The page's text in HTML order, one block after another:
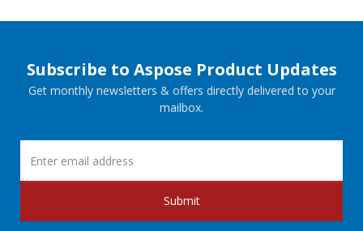
Subscribe to Aspose Product Updates
Get monthly newsletters & offers directly delivered to your
mailbox.
Submit